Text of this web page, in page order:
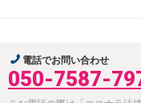
電話でお問い合わせ
050-7587-